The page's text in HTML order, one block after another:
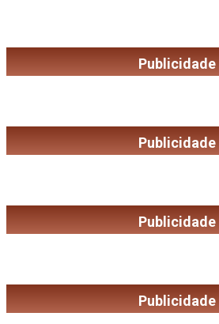
Publicidade
Publicidade
Publicidade
Publicidade